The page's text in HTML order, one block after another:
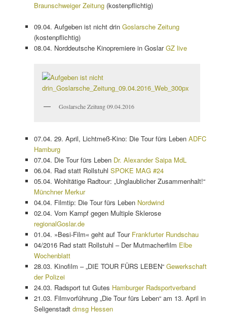
Braunschweiger Zeitung(kostenpflichtig)
09.04. Aufgeben ist nicht drin Goslarsche Zeitung
(kostenpflichtig)
08.04. Norddeutsche Kinopremiere in GoslarGZ live
Goslarsche Zeitung 09.04.2016
07.04. 29. April, Lichtmeß-Kino: Die Tour fürs Leben ADFC
Hamburg
07.04. Die Tour fürs Leben Dr. Alexander Saipa MdL
06.04. Rad statt Rollstuhl SPOKE MAG #24
05.04. Wohltätige Radtour: „Unglaublicher Zusammenhalt!“
Münchner Merkur
04.04. Filmtip: Die Tour fürs Leben Nordwind
02.04. Vom Kampf gegen Multiple Sklerose
regionalGoslar.de
01.04. »Besi-Film« geht auf Tour Frankfurter Rundschau
04/2016 Rad statt Rollstuhl – Der Mutmacherfilm Elbe
Wochenblatt
28.03. Kinofilm – „DIE TOUR FÜRS LEBEN“ Gewerkschaft
der Polizei
24.03. Radsport tut Gutes Hamburger Radsportverband
21.03. Filmvorführung „Die Tour fürs Leben“ am 13. April in
Seligenstadt dmsg Hessen